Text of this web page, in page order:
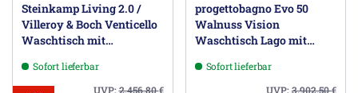
Steinkamp Living 2.0 /
Villeroy & Boch Venticello
Waschtisch mit
Sofort lieferbar
UVP:2.456,80€
progettobagno Evo 50
Walnuss Vision
Waschtisch Lago mit
Ausführung rechts ohne
Sofort lieferbar
UVP:3.902,50€